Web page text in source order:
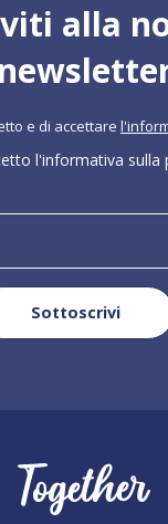
alla
e di accettare
l'informativa sulla